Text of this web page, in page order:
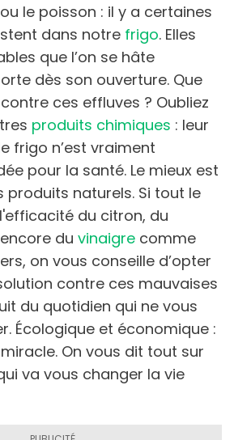
le poisson : il y a certaines
dans notre frigo. Elles
que l’on se hâte
dès son ouverture. Que
ces effluves ? Oubliez
produits chimiques : leur
frigo n’est vraiment
pour la santé. Le mieux est
produits naturels. Si tout le
du citron, du
du vinaigre comme
on vous conseille d’opter
contre ces mauvaises
du quotidien qui ne vous
Écologique et économique :
On vous dit tout sur
va vous changer la vie